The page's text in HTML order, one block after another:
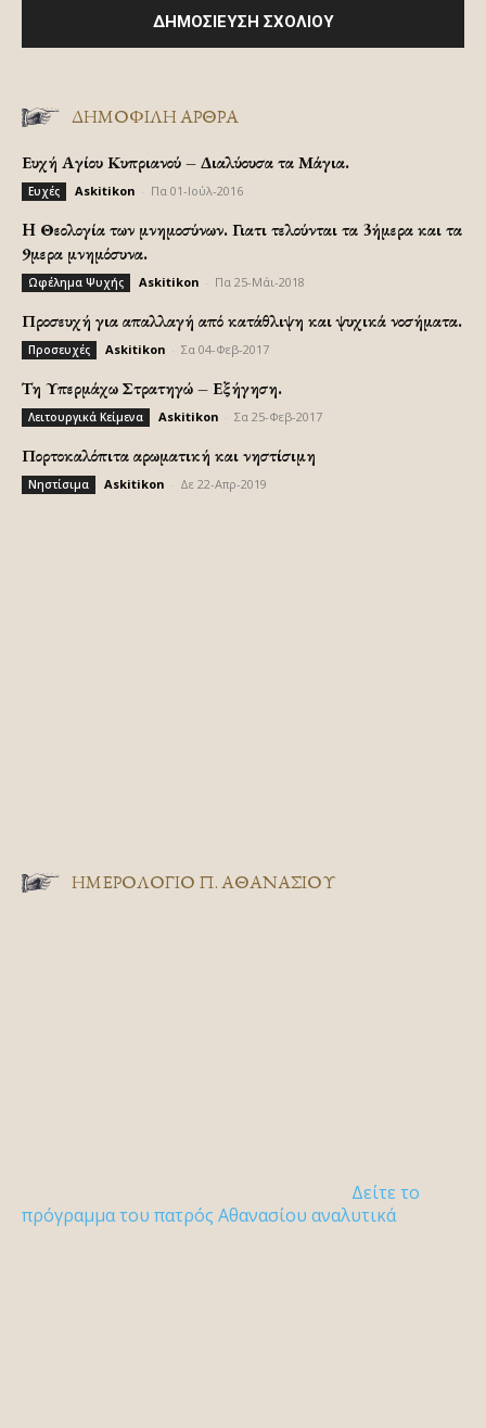
ΔΗΜΟΦΙΛΗ ΑΡΘΡΑ
Ευχή Αγίου Κυπριανού – Διαλύουσα τα Μάγια.
Ευχές Askitikon Πα 01-Ιούλ-2016
H Θεολογία των μνημοσύνων. Γιατι τελούνται τα 3ήμερα και τα
9μερα μνημόσυνα.
Ωφέλημα Ψυχής Askitikon Πα 25-Μάι-2018
Προσευχή για απαλλαγή από κατάθλιψη και ψυχικά νοσήματα.
Προσευχές Askitikon Σα 04-Φεβ-2017
Τη Υπερμάχω Στρατηγώ – Εξήγηση.
Λειτουργικά Κείμενα Askitikon Σα 25-Φεβ-2017
Πορτοκαλόπιτα αρωματική και νηστίσιμη
Νηστίσιμα Askitikon Δε 22-Απρ-2019
ΗΜΕΡΟΛΟΓΙΟ Π. ΑΘΑΝΑΣΙΟΥ
Δείτε το
πρόγραμμα του πατρός Αθανασίου αναλυτικά